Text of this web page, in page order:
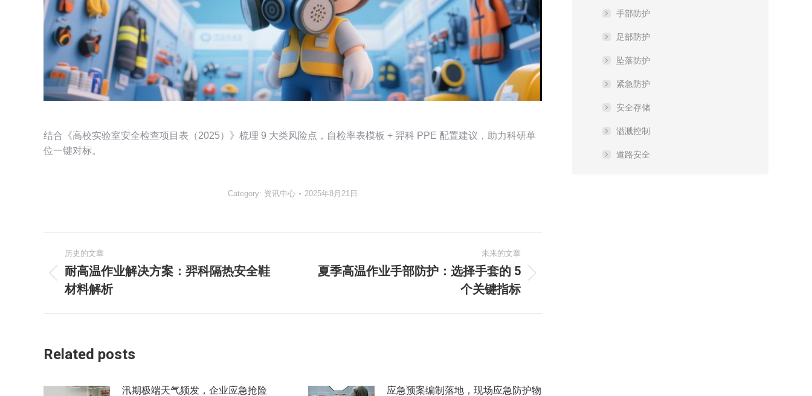
结合《高校实验室安全检查项目表（2025）》梳理 9 大类风险点，自检率表模板 + 羿科 PPE 配置建议，助力科研单
位一键对标。
Category: 资讯中心 2025年8月21日
章
历史的文章
历
史
耐高温作业解决方案：羿科隔热安全鞋
材料解析
未来的文章
未
夏季高温作业手部防护：选择手套的 5
个关键指标
Related posts
汛期极端天气频发，企业应急抢险
应急预案编制落地，现场应急防护物
手部防护
足部防护
坠落防护
紧急防护
安全存储
溢溅控制
道路安全